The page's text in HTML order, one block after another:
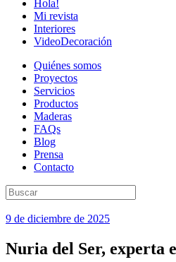
Hola!
Mi revista
Interiores
VideoDecoración
Quiénes somos
Proyectos
Servicios
Productos
Maderas
FAQs
Blog
Prensa
Contacto
9 de diciembre de 2025
Nuria del Ser, experta